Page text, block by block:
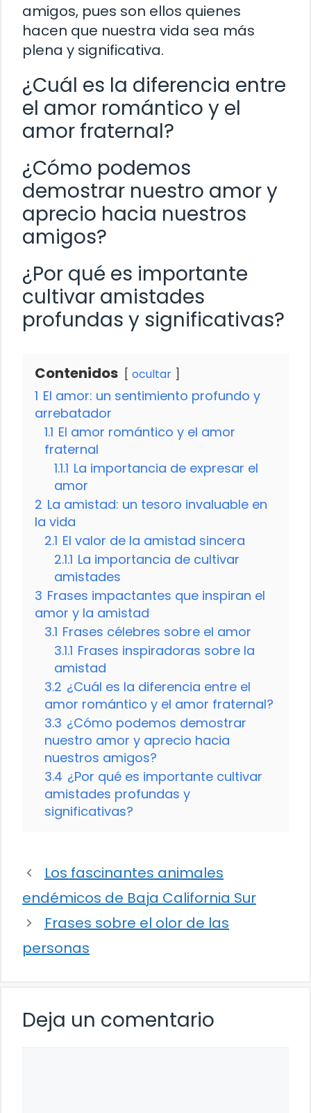
amigos, pues son ellos quienes
hacen que nuestra vida sea más
plena y significativa.
¿Cuál es la diferencia entre
el amor romántico y el
amor fraternal?
¿Cómo podemos
demostrar nuestro amor y
aprecio hacia nuestros
amigos?
¿Por qué es importante
cultivar amistades
profundas y significativas?
Contenidos ocultar
1 El amor: un sentimiento profundo y
arrebatador
1.1 El amor romántico y el amor
fraternal
1.1.1 La importancia de expresar el
amor
2 La amistad: un tesoro invaluable en
la vida
2.1 El valor de la amistad sincera
2.1.1 La importancia de cultivar
amistades
3 Frases impactantes que inspiran el
amor y la amistad
3.1 Frases célebres sobre el amor
3.1.1 Frases inspiradoras sobre la
amistad
3.2 ¿Cuál es la diferencia entre el
amor romántico y el amor fraternal?
3.3 ¿Cómo podemos demostrar
nuestro amor y aprecio hacia
nuestros amigos?
3.4 ¿Por qué es importante cultivar
amistades profundas y
significativas?
Los fascinantes animales
endémicos de Baja California Sur
Frases sobre el olor de las
personas
Deja un comentario